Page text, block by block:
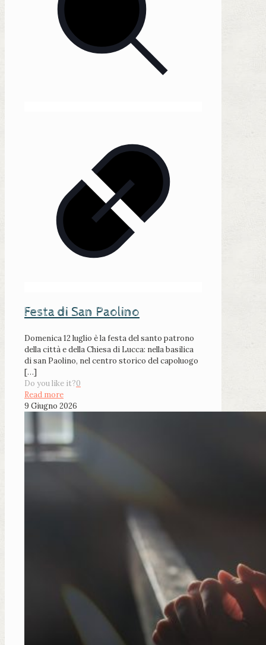
Festa di San Paolino
Domenica 12 luglio è la festa del santo patrono
della città e della Chiesa di Lucca: nella basilica
di san Paolino, nel centro storico del capoluogo
[…]
Do you like it?0
Read more
9 Giugno 2026